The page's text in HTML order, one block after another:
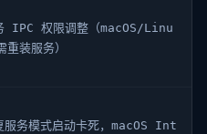
IPC 权限调整（macOS/Linu
装服务）
服务模式启动卡死，macOS Int